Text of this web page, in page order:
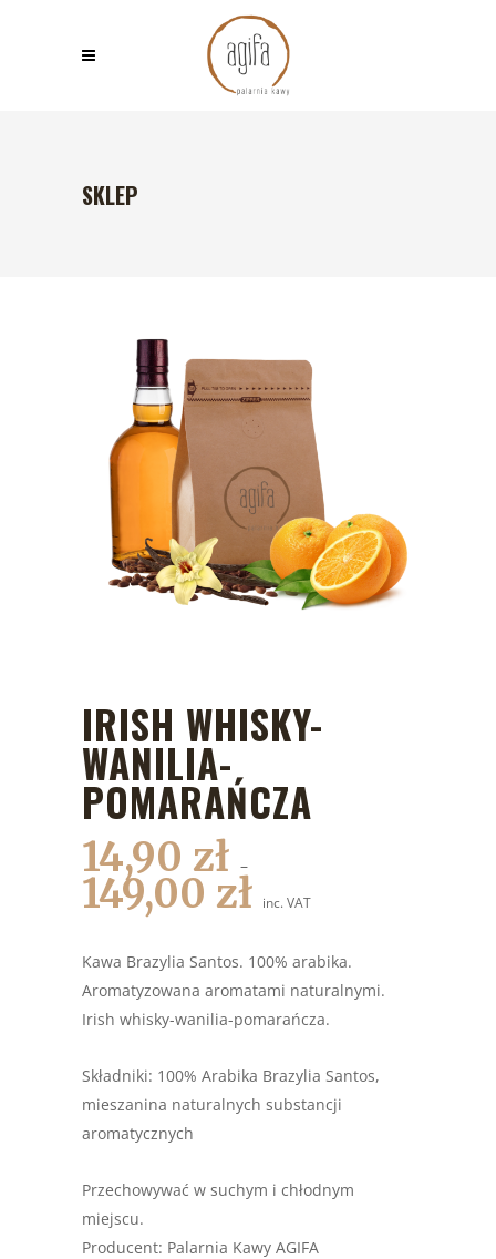
SKLEP
IRISH WHISKY-
WANILIA-
POMARAŃCZA
14,90 zł –
149,00 zł inc. VAT
Kawa Brazylia Santos. 100% arabika.
Aromatyzowana aromatami naturalnymi.
Irish whisky-wanilia-pomarańcza.
Składniki: 100% Arabika Brazylia Santos,
mieszanina naturalnych substancji
aromatycznych
Przechowywać w suchym i chłodnym
miejscu.
Producent: Palarnia Kawy AGIFA